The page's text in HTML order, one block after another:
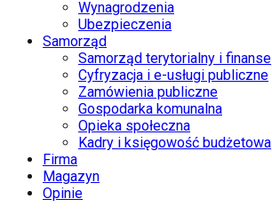
Wynagrodzenia
Ubezpieczenia
Samorząd
Samorząd terytorialny i finanse
Cyfryzacja i e-usługi publiczne
Zamówienia publiczne
Gospodarka komunalna
Opieka społeczna
Kadry i księgowość budżetowa
Firma
Magazyn
Opinie